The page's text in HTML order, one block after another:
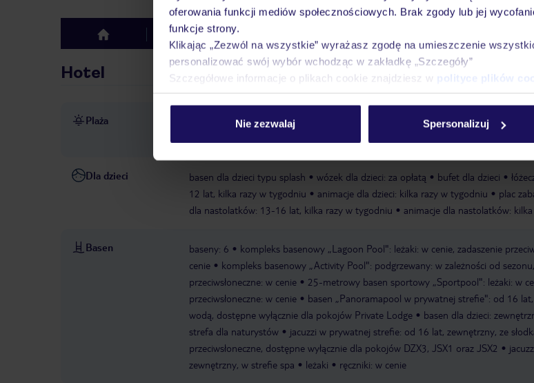
oferowania funkcji mediów społecznościowych. Brak zgody lub jej
funkcje strony.
Klikając „Zezwól na wszystkie” wyrażasz zgodę na umieszczenie
personalizować swój wybór wchodząc w zakładkę „Szczegóły”
Szczegółowe informacje o plikach cookie znajdziesz w polityce plików
Nie zezwalaj Spersonalizuj
top Hotel
Hotel
Plaża bezpośrednio przy plaży kamienista łagodnie
Dla dzieci basen dla dzieci typu splash wózek dla dzieci: za opłatą bufet dla dzieci
12 lat, kilka razy w tygodniu
animacje dla dzieci: kilka razy w tygodniu plac
dla nastolatków: 13-16 lat, kilka razy w tygodniu
animacje dla nastolatków:
Basen baseny: 6
kompleks basenowy „Lagoon Pool": leżaki: w cenie, zadaszenie
cenie
kompleks basenowy „Activity Pool": podgrzewany: w zależności od
przeciwsłoneczne: w cenie
25-metrowy basen sportowy „Sportpool": leżaki: w
przeciwsłoneczne: w cenie
basen „Panoramapool w prywatnej strefie": od 16 lat,
wodą, dostępne wyłącznie dla pokojów Private Lodge
basen dla dzieci:
strefa dla naturystów
jacuzzi w prywatnej strefie: od 16 lat, zewnętrzny, ze
przeciwsłoneczne, dostępne wyłącznie dla pokojów DZX3, JSX1 oraz JSX2
zewnętrzny, w strefie spa
leżaki ręczniki: w cenie